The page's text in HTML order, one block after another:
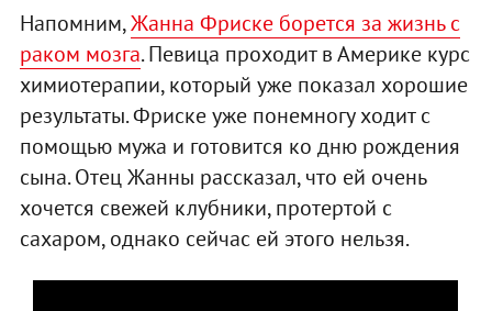
Напомним,Жанна Фриске борется за жизнь с
раком мозга. Певица проходит в Америке курс
химиотерапии, который уже показал хорошие
результаты. Фриске уже понемногу ходит с
помощью мужа и готовится ко дню рождения
сына. Отец Жанны рассказал, что ей очень
хочется свежей клубники, протертой с
сахаром, однако сейчас ей этого нельзя.